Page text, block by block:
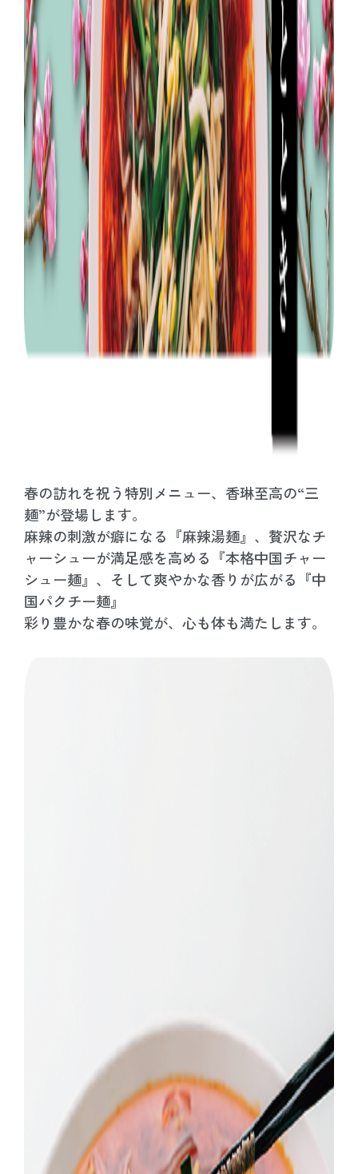
春の訪れを祝う特別メニュー、香琳至高の“三
麺”が登場します。
麻辣の刺激が癖になる『麻辣湯麺』、贅沢なチ
ャーシューが満足感を高める『本格中国チャー
シュー麺』、そして爽やかな香りが広がる『中
国パクチー麺』
彩り豊かな春の味覚が、心も体も満たします。